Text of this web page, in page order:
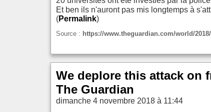
Et ben ils n'auront pas mis longtemps à
(Permalink)
Source : https://www.theguardian.com/world/
We deplore this attack on
The Guardian
dimanche 4 novembre 2018 à 11:44